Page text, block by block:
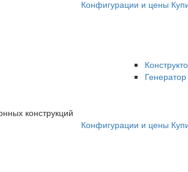
Конфигурации и цены
Генератор
конструкций
Конфигурации и цены